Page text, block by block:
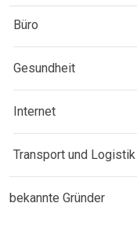
Büro
Gesundheit
Internet
Transport und Logistik
bekannte Gründer